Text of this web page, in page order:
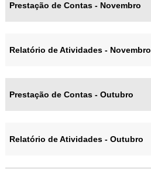
Prestação de Contas - Novembro
Relatório de Atividades - Novembro
Prestação de Contas - Outubro
Relatório de Atividades - Outubro